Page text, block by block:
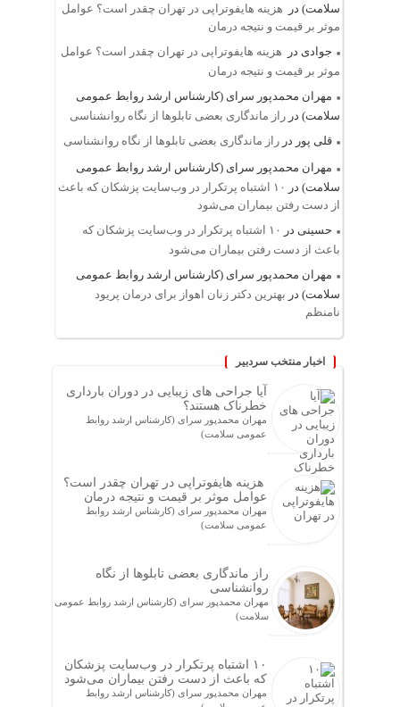
سلامت) در
هزینه هایفوتراپی در تهران چقدر است؟ عوامل
موثر بر قیمت و نتیجه درمان
جوادی در
هزینه هایفوتراپی در تهران چقدر است؟ عوامل
موثر بر قیمت و نتیجه درمان
مهران محمدپور سرای (کارشناس ارشد روابط عمومی
سلامت) در راز ماندگاری بعضی تابلوها از نگاه روانشناسی
قلی پور در راز ماندگاری بعضی تابلوها از نگاه روانشناسی
مهران محمدپور سرای (کارشناس ارشد روابط عمومی
سلامت) در
۱۰ اشتباه پرتکرار در وب‌سایت پزشکان که باعث
از دست رفتن بیماران می‌شود
حسینی در
۱۰ اشتباه پرتکرار در وب‌سایت پزشکان که
باعث از دست رفتن بیماران می‌شود
مهران محمدپور سرای (کارشناس ارشد روابط عمومی
سلامت) در بهترین دکتر زنان اهواز برای درمان پریود
نامنظم
اخبار منتخب سردبیر
آیا جراحی های زیبایی در دوران بارداری
خطرناک هستند؟
مهران محمدپور سرای (کارشناس ارشد روابط
عمومی سلامت)
هزینه هایفوتراپی در تهران چقدر است؟
عوامل موثر بر قیمت و نتیجه درمان
مهران محمدپور سرای (کارشناس ارشد روابط
عمومی سلامت)
راز ماندگاری بعضی تابلوها از نگاه
روانشناسی
مهران محمدپور سرای (کارشناس ارشد روابط عمومی
سلامت)
۱۰ اشتباه پرتکرار در وب‌سایت پزشکان
که باعث از دست رفتن بیماران می‌شود
مهران محمدپور سرای (کارشناس ارشد روابط